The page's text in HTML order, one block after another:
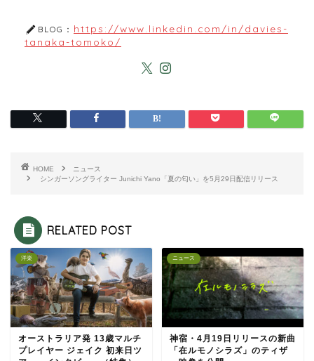
BLOG： https://www.linkedin.com/in/davies-
tanaka-tomoko/
HOME
ニュース
シンガーソングライター Junichi Yano「夏の匂い」を5月29日配信リリース
RELATED POST
洋楽
オーストラリア発 13歳マルチ
プレイヤー ジェイク 初来日ツ
ニュース
神宿・4月19日リリースの新曲
「在ルモノシラズ」のティザ